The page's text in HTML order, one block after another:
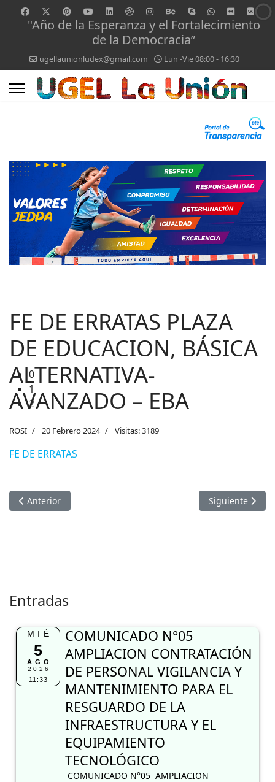
"Año de la Esperanza y el Fortalecimiento
de la Democracia”
ugellaunionludex@gmail.com Lun -Vie 08:00 - 16:30
0
1
2
FE DE ERRATAS PLAZA
DE EDUCACION, BÁSICA
ALTERNATIVA-
AVANZADO – EBA
ROSI 20 Febrero 2024 Visitas: 3189
FE DE ERRATAS
Artículo anterior: RESULTADOS PRELIMINARES EVALUACION
Anterior Artículo
Siguiente
Entradas
MIÉ
5
AGO
2026
11:33
COMUNICADO N°05
AMPLIACION CONTRATACIÓN
DE PERSONAL VIGILANCIA Y
MANTENIMIENTO PARA EL
RESGUARDO DE LA
INFRAESTRUCTURA Y EL
EQUIPAMIENTO
TECNOLÓGICO
COMUNICADO N°05 AMPLIACION